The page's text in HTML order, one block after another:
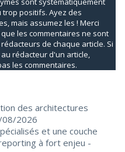
trop positifs. Ayez des
mais assumez les ! Merci
les commentaires ne sont
de chaque article. Si
rédacteur d'un article,
les commentaires.
des architectures
2026
et une couche
à fort enjeu -